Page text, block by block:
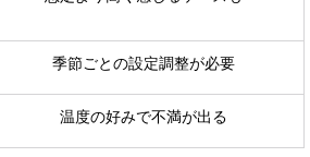
季節ごとの設定調整が必要
温度の好みで不満が出る